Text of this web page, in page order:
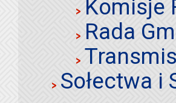
Komisje
Rada
Sołectwa i